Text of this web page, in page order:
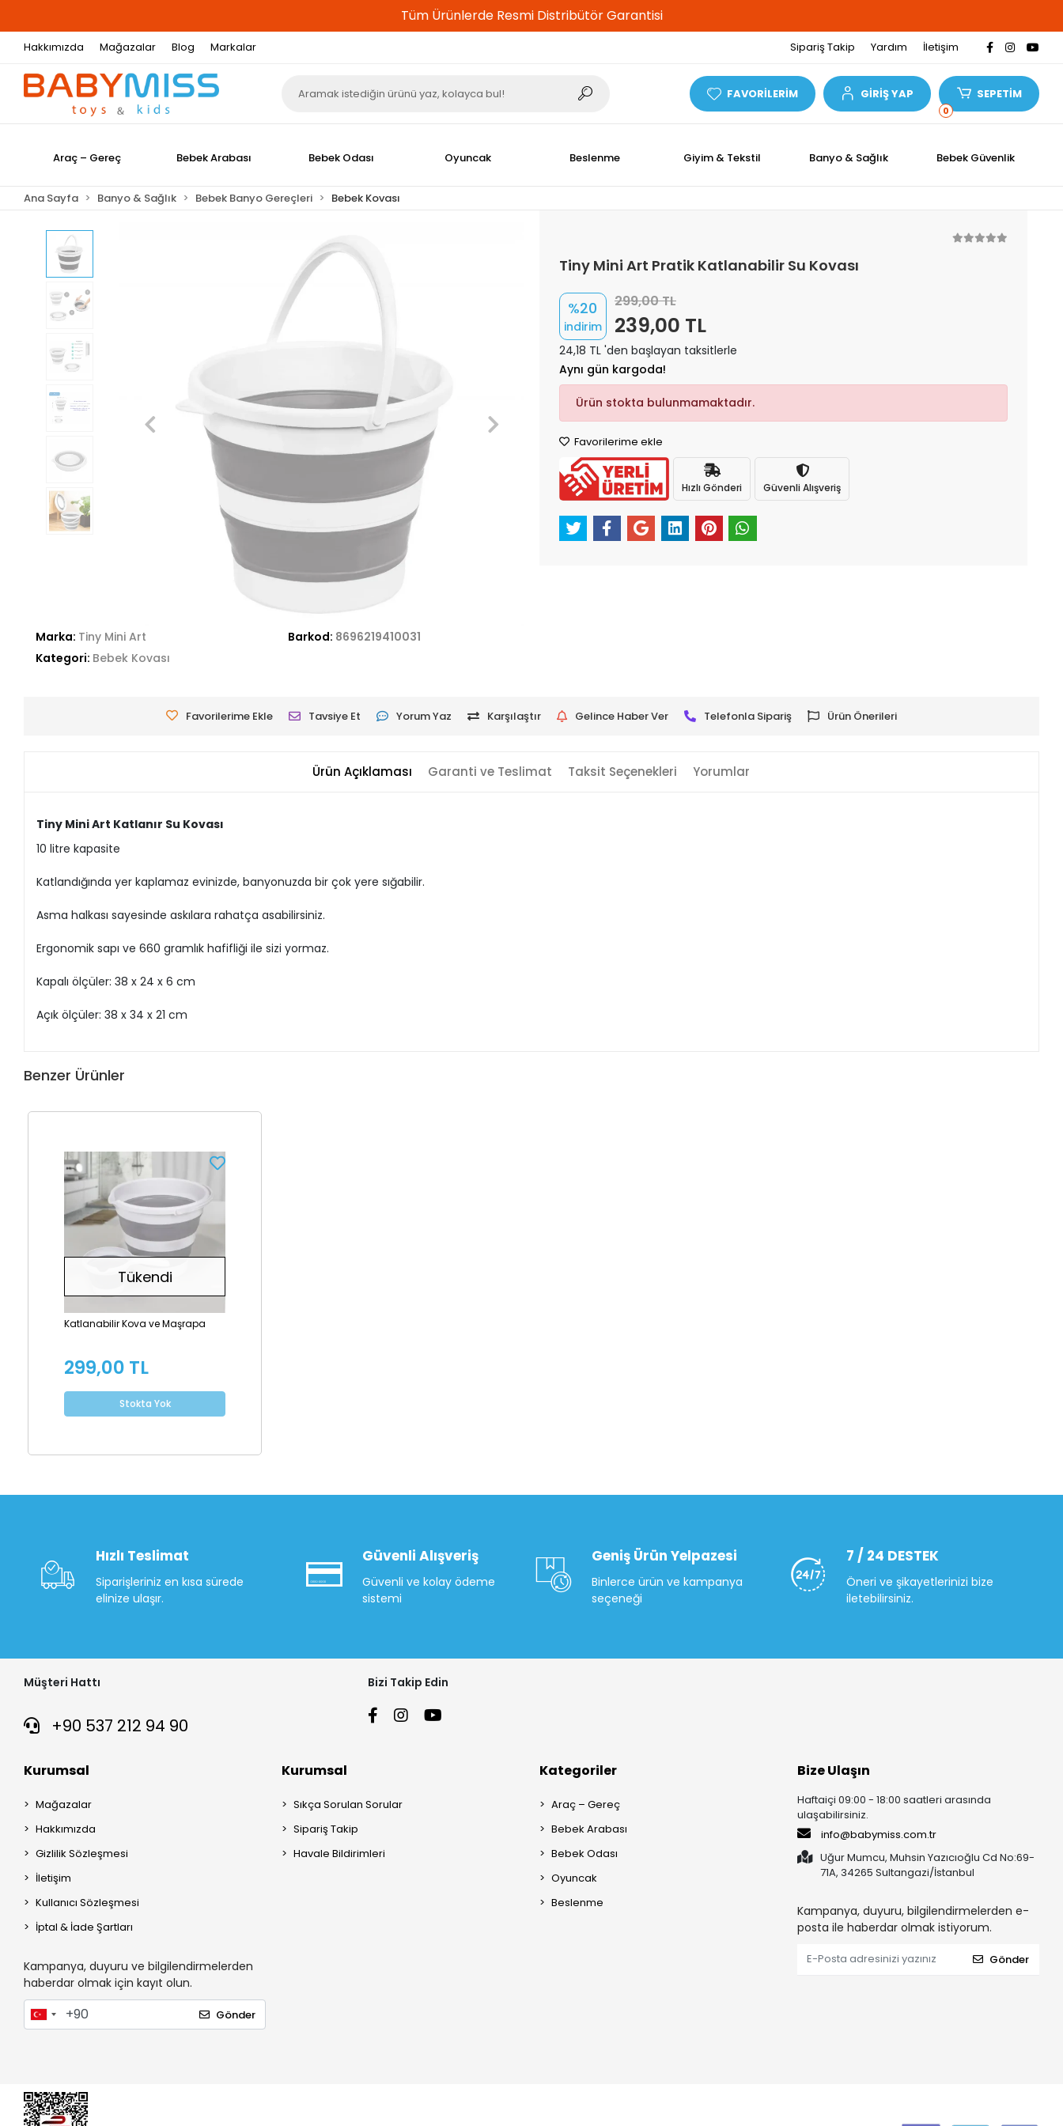
Hakkımızda Mağazalar Blog Markalar Sipariş Takip Yardım İletişim
FAVORİLERİM GİRİŞ YAP
0
SEPETİM
Araç – Gereç Bebek Arabası Bebek Odası Oyuncak Beslenme Giyim & Tekstil Banyo & Sağlık Bebek Güvenlik
Ana Sayfa Banyo & Sağlık Bebek Banyo Gereçleri Bebek Kovası
Marka: Tiny Mini Art Barkod: 8696219410031
Kategori: Bebek Kovası
Tiny Mini Art Pratik Katlanabilir Su Kovası
%20
indirim
299,00 TL
239,00 TL
24,18 TL 'den başlayan taksitlerle
Aynı gün kargoda!
Ürün stokta bulunmamaktadır.
Favorilerime ekle
Hızlı Gönderi Güvenli Alışveriş
Favorilerime Ekle Tavsiye Et Yorum Yaz Karşılaştır Gelince Haber Ver Telefonla Sipariş Ürün Önerileri
Ürün Açıklaması Garanti ve Teslimat Taksit Seçenekleri Yorumlar
Tiny Mini Art Katlanır Su Kovası
10 litre kapasite
Katlandığında yer kaplamaz evinizde, banyonuzda bir çok yere sığabilir.
Asma halkası sayesinde askılara rahatça asabilirsiniz.
Ergonomik sapı ve 660 gramlık hafifliği ile sizi yormaz.
Kapalı ölçüler: 38 x 24 x 6 cm
Açık ölçüler: 38 x 34 x 21 cm
Benzer Ürünler
Tükendi
Katlanabilir Kova ve Maşrapa
299,00 TL
Stokta Yok
Hızlı Teslimat
Siparişleriniz en kısa sürede
elinize ulaşır.
Güvenli Alışveriş
Güvenli ve kolay ödeme
sistemi
Geniş Ürün Yelpazesi
Binlerce ürün ve kampanya
seçeneği
7 / 24 DESTEK
Öneri ve şikayetlerinizi bize
iletebilirsiniz.
Müşteri Hattı
+90 537 212 94 90
Bizi Takip Edin
Kurumsal
Mağazalar
Hakkımızda
Gizlilik Sözleşmesi
İletişim
Kullanıcı Sözleşmesi
İptal & İade Şartları
Kampanya, duyuru ve bilgilendirmelerden
haberdar olmak için kayıt olun.
Gönder
Kurumsal
Sıkça Sorulan Sorular
Sipariş Takip
Havale Bildirimleri
Kategoriler
Araç – Gereç
Bebek Arabası
Bebek Odası
Oyuncak
Beslenme
Bize Ulaşın
Haftaiçi 09:00 - 18:00 saatleri arasında
ulaşabilirsiniz.
info@babymiss.com.tr
Uğur Mumcu, Muhsin Yazıcıoğlu Cd No:69-
71A, 34265 Sultangazi/İstanbul
Kampanya, duyuru, bilgilendirmelerden e-
posta ile haberdar olmak istiyorum.
Gönder